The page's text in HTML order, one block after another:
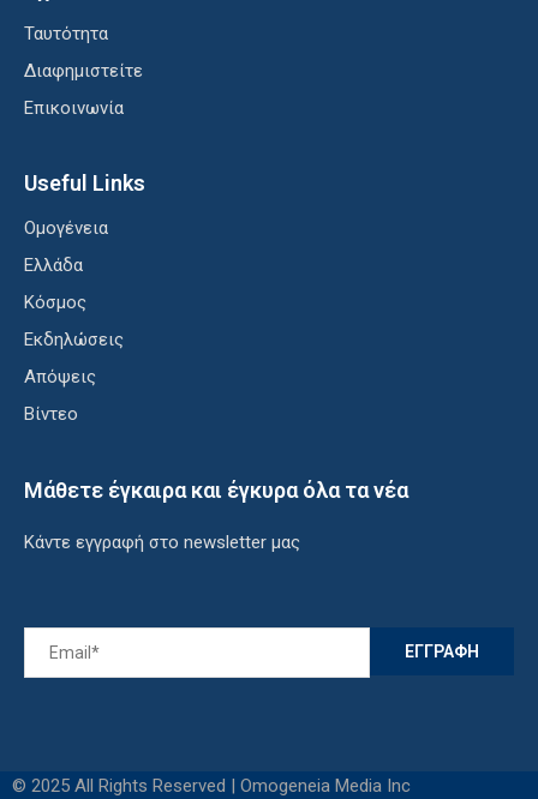
Ταυτότητα
Διαφημιστείτε
Επικοινωνία
Useful Links
Ομογένεια
Ελλάδα
Κόσμος
Εκδηλώσεις
Απόψεις
Βίντεο
Μάθετε έγκαιρα και έγκυρα όλα τα νέα
Κάντε εγγραφή στο newsletter μας
© 2025 All Rights Reserved | Omogeneia Media Inc